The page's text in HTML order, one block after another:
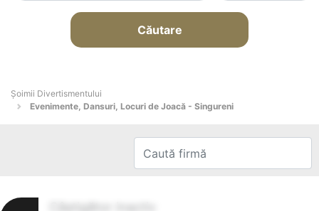
Căutare
Şoimii Divertismentului
Evenimente, Dansuri, Locuri de Joacă - Singureni